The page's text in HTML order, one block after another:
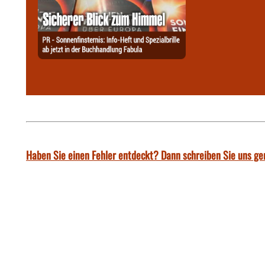
Haben Sie einen Fehler entdeckt? Dann schreiben Sie uns